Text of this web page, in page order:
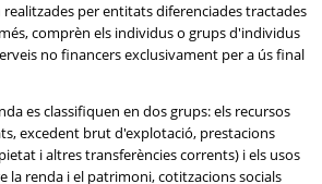
per entitats diferenciades tractades
comprèn els individus o grups d'individus
no financers exclusivament per a ús final
es classifiquen en dos grups: els recursos
excedent brut d'explotació, prestacions
i altres transferències corrents) i els usos
la renda i el patrimoni, cotitzacions socials